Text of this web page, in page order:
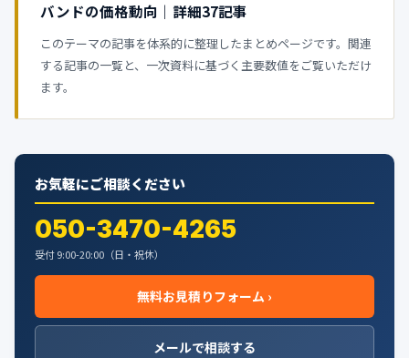
バンドの価格動向｜詳細37記事
このテーマの記事を体系的に整理したまとめページです。関連
する記事の一覧と、一次資料に基づく主要数値をご覧いただけ
ます。
お気軽にご相談ください
050-3470-4265
受付 9:00-20:00（日・祝休）
無料お見積りフォーム ›
メールで相談する